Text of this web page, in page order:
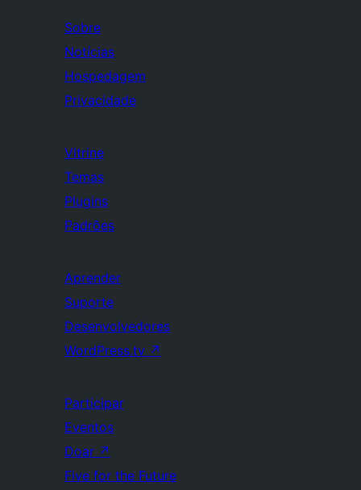
Sobre
Notícias
Hospedagem
Privacidade
Vitrine
Temas
Plugins
Padrões
Aprender
Suporte
Desenvolvedores
WordPress.tv ↗
Participar
Eventos
Doar ↗
Five for the Future